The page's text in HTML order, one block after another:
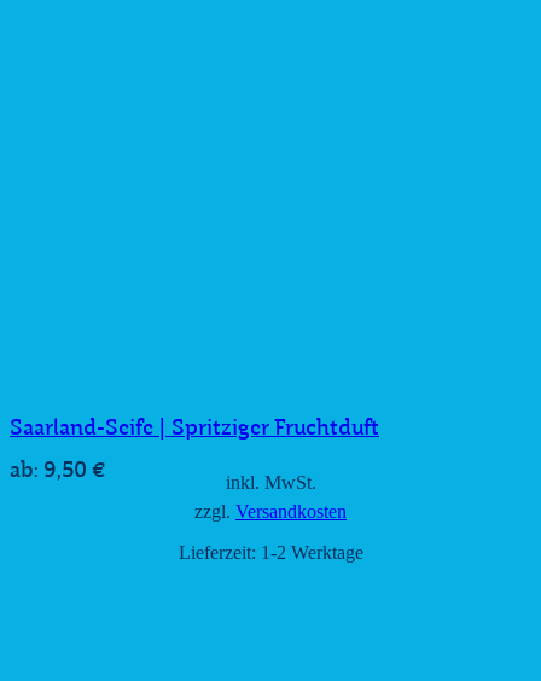
Saarland-Seife | Spritziger Fruchtduft
ab: 9,50 €
inkl. MwSt.
zzgl. Versandkosten
Lieferzeit: 1-2 Werktage